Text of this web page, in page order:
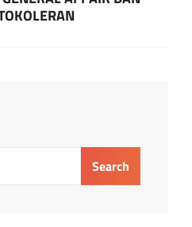
Search